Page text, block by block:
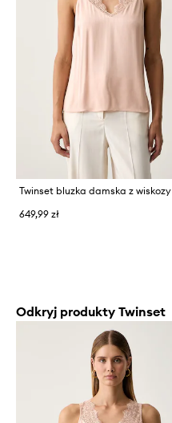
Twinset bluzka damska z wiskozy
649,99 zł
Odkryj produkty Twinset